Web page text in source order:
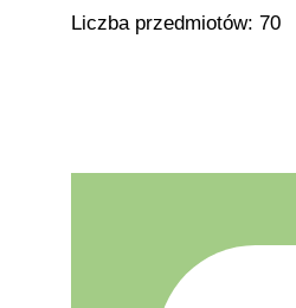
Liczba przedmiotów: 70